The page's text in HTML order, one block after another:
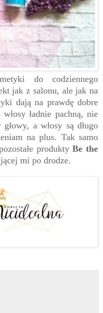
do codziennego
jak z salonu, ale jak na
dają na prawdę dobre
ładnie pachną, nie
a włosy są długo
na plus. Tak samo
produktyBe the
mi po drodze.